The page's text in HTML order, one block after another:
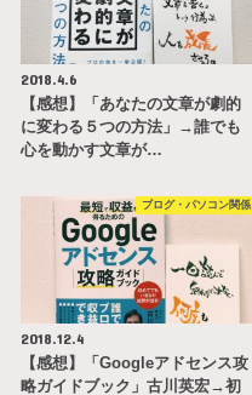
2018.4.6
【感想】「あなたの文章が劇的
に変わる５つの方法」→誰でも
心を動かす文章が…
ブログ・パソコン関係
2018.12.4
【感想】「Googleアドセンス攻
略ガイドブック」古川英宏→初